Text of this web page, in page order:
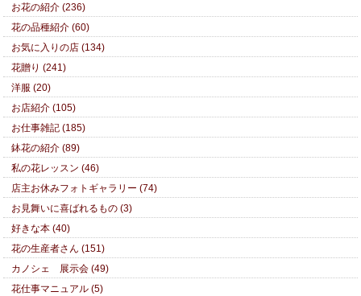
お花の紹介 (236)
花の品種紹介 (60)
お気に入りの店 (134)
花贈り (241)
洋服 (20)
お店紹介 (105)
お仕事雑記 (185)
鉢花の紹介 (89)
私の花レッスン (46)
店主お休みフォトギャラリー (74)
お見舞いに喜ばれるもの (3)
好きな本 (40)
花の生産者さん (151)
カノシェ 展示会 (49)
花仕事マニュアル (5)